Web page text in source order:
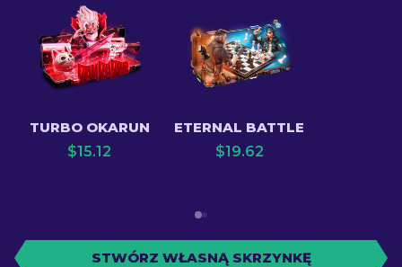
TURBO OKARUN
$15.12
ETERNAL BATTLE
$19.62
STWÓRZ WŁASNĄ SKRZYNKĘ